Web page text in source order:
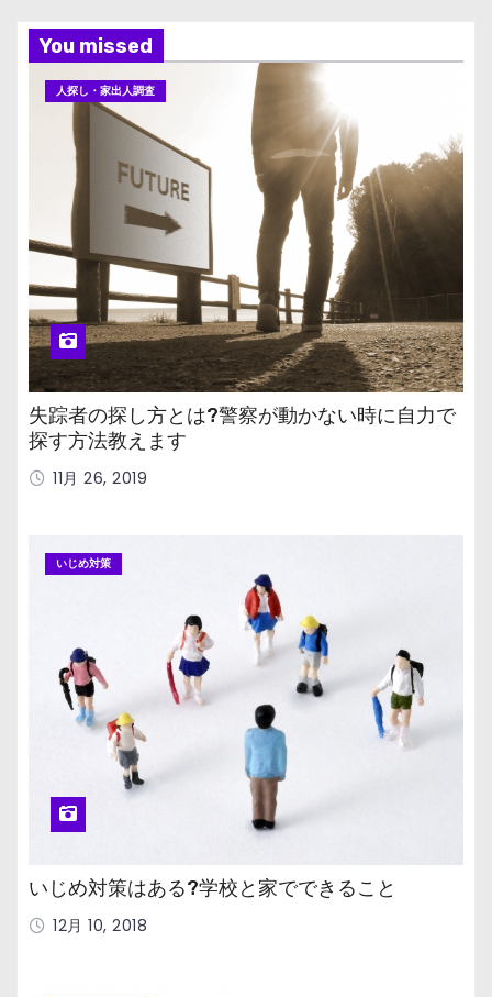
You missed
人探し・家出人調査
失踪者の探し方とは?警察が動かない時に自力で
探す方法教えます
11月 26, 2019
いじめ対策
いじめ対策はある?学校と家でできること
12月 10, 2018